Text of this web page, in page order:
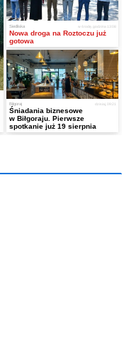
w środę, godzina 13:08
Siedliska
Nowa droga na Roztoczu już
gotowa
dzisiaj, 09:21
Biłgoraj
Śniadania biznesowe
w Biłgoraju. Pierwsze
spotkanie już 19 sierpnia